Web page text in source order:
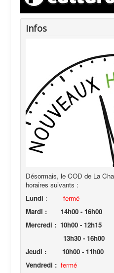
Infos
Désormais, le COD de La
horaires suivants :
Lundi : fermé
Mardi :
14h00 - 16h00
Mercredi : 10h00 - 12h15
13h30 - 16h00
Jeudi : 10h00 - 11h00
Vendredi : fermé